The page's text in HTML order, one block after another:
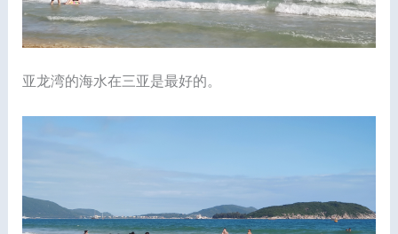
亚龙湾的海水在三亚是最好的。